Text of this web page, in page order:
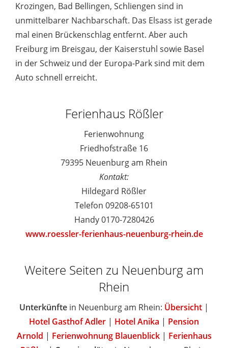
Krozingen, Bad Bellingen, Schliengen sind in
unmittelbarer Nachbarschaft. Das Elsass ist gerade
mal einen Brückenschlag entfernt. Aber auch
Freiburg im Breisgau, der Kaiserstuhl sowie Basel
in der Schweiz und der Europa-Park sind mit dem
Auto schnell erreicht.
Ferienhaus Rößler
Ferienwohnung
Friedhofstraße 16
79395 Neuenburg am Rhein
Kontakt:
Hildegard Rößler
Telefon 09208-65101
Handy 0170-7280426
www.roessler-ferienhaus-neuenburg-rhein.de
Weitere Seiten zu Neuenburg am
Rhein
Unterkünfte in Neuenburg am Rhein: Übersicht |
Hotel Gasthof Adler | Hotel Anika | Pension
Arnold | Ferienwohnung Blauenblick| Ferienhaus